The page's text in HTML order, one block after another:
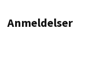
Anmeldelser